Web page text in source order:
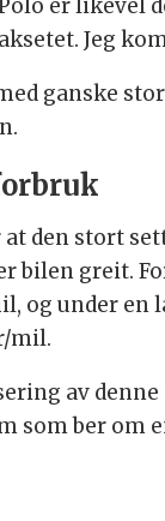
er likevel
Jeg
ganske
den stort
bilen greit.
og under
mil.
av
som ber om